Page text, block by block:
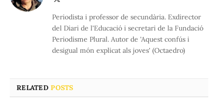
Periodista i professor de secundària. Exdirector
del Diari de l'Educació i secretari de la Fundació
Periodisme Plural. Autor de 'Aquest confús i
desigual món explicat als joves' (Octaedro)
RELATEDPOSTS